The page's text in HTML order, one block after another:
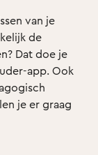
van je
de
Dat doe je
app. Ook
je er graag